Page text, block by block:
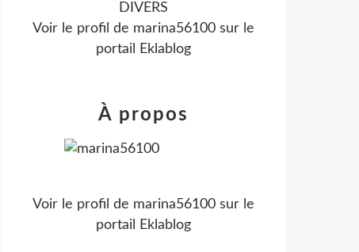
DIVERS
Voir le profil de marina56100 sur le
portail Eklablog
À propos
Voir le profil de marina56100 sur le
portail Eklablog